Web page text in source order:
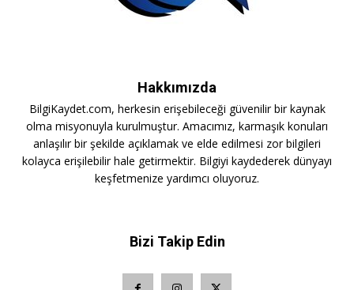
Hakkımızda
BilgiKaydet.com, herkesin erişebileceği güvenilir bir kaynak
olma misyonuyla kurulmuştur. Amacımız, karmaşık konuları
anlaşılır bir şekilde açıklamak ve elde edilmesi zor bilgileri
kolayca erişilebilir hale getirmektir. Bilgiyi kaydederek dünyayı
keşfetmenize yardımcı oluyoruz.
Bizi Takip Edin